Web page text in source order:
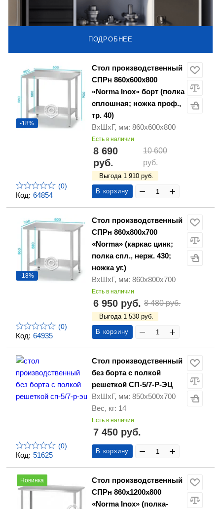
ПОДРОБНЕЕ
Код: 64854
-18%
(0)
Стол производственный
СПРн 860х600х800
«Norma Inox» борт (полка
сплошная; ножка проф.,
тр. 40)
ВхШхГ, мм: 860х600х800
Есть в наличии
8 690
руб.
10 600
руб.
Выгода 1 910 руб.
В корзину
Код: 64935
-18%
(0)
Стол производственный
СПРн 860х800х700
«Norma» (каркас цинк;
полка спл., нерж. 430;
ножка уг.)
ВхШхГ, мм: 860х800х700
Есть в наличии
6 950 руб. 8 480 руб.
Выгода 1 530 руб.
В корзину
Код: 51625
(0)
Стол производственный
без борта с полкой
решеткой СП-5/7-Р-ЭЦ
ВхШхГ, мм: 850х500х700
Вес, кг: 14
Есть в наличии
7 450 руб.
В корзину
Новинка
Стол производственный
СПРн 860х1200х800
«Norma Inox» (полка-